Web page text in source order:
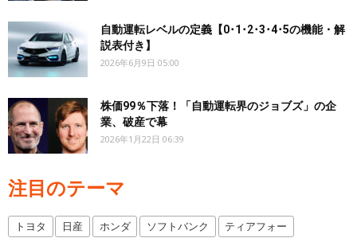
自動運転レベルの定義【0･1･2･3･4･5の機能・解
説表付き】
2026年6月9日 05:00
株価99％下落！「自動運転界のジョブズ」の企
業、破産で幕
2026年1月22日 06:39
注目のテーマ
トヨタ 日産 ホンダ ソフトバンク ティアフォー